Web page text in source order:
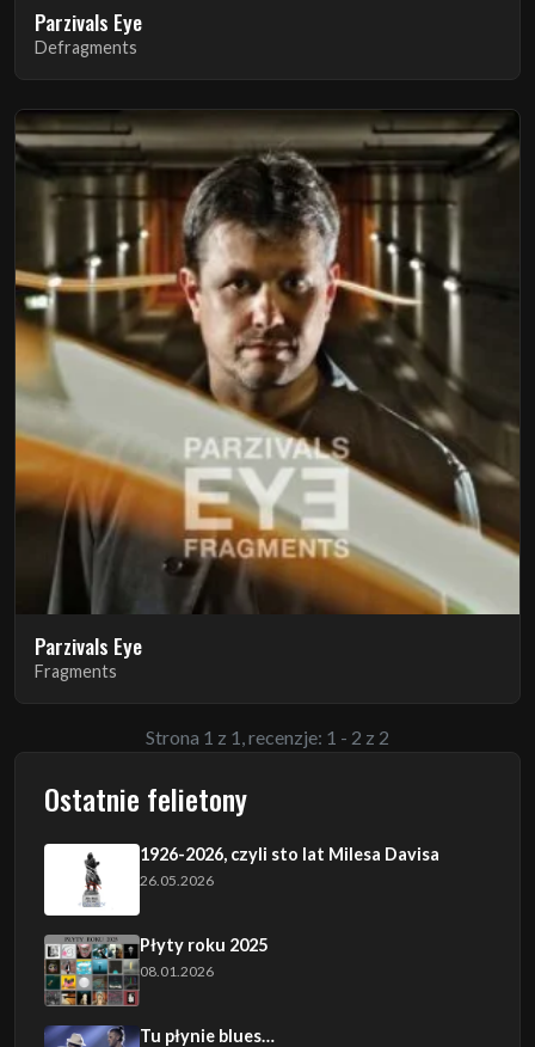
Parzivals Eye
Defragments
Parzivals Eye
Fragments
Strona 1 z 1, recenzje: 1 - 2 z 2
Ostatnie felietony
1926-2026, czyli sto lat Milesa Davisa
26.05.2026
Płyty roku 2025
08.01.2026
Tu płynie blues…